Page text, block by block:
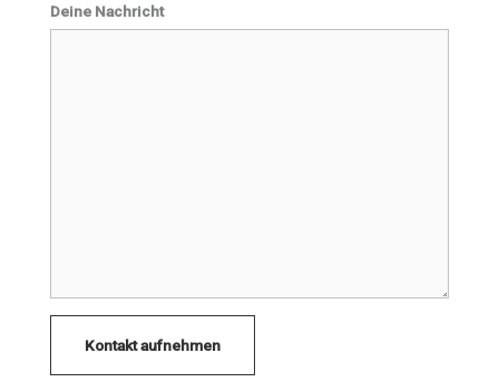
Deine Nachricht
Kontakt aufnehmen